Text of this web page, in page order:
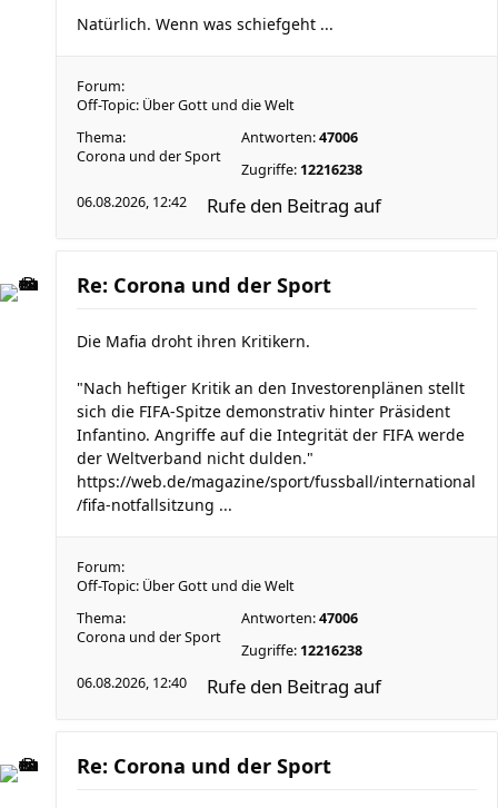
Natürlich. Wenn was schiefgeht ...
Forum:
Off-Topic: Über Gott und die Welt
Thema:
Corona und der Sport
Antworten:47006
Zugriffe: 12216238
06.08.2026, 12:42
Rufe den Beitrag auf
Re: Corona und der Sport
Die Mafia droht ihren Kritikern.
"Nach heftiger Kritik an den Investorenplänen stellt
sich die FIFA-Spitze demonstrativ hinter Präsident
Infantino. Angriffe auf die Integrität der FIFA werde
der Weltverband nicht dulden."
https://web.de/magazine/sport/fussball/international
/fifa-notfallsitzung ...
Forum:
Off-Topic: Über Gott und die Welt
Thema:
Corona und der Sport
Antworten:47006
Zugriffe: 12216238
06.08.2026, 12:40
Rufe den Beitrag auf
Re: Corona und der Sport